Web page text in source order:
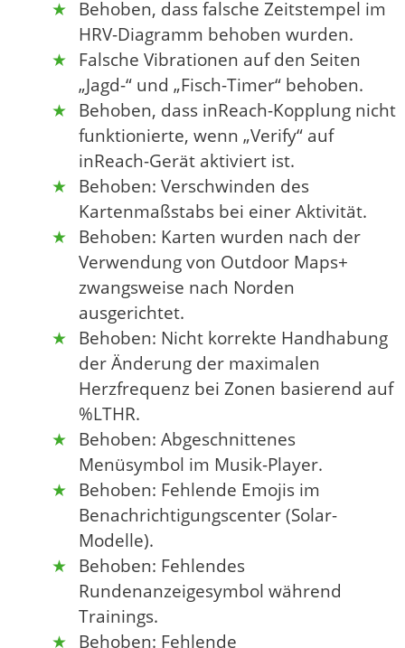
Behoben, dass falsche Zeitstempel im
HRV-Diagramm behoben wurden.
Falsche Vibrationen auf den Seiten
„Jagd-“ und „Fisch-Timer“ behoben.
Behoben, dass inReach-Kopplung nicht
funktionierte, wenn „Verify“ auf
inReach-Gerät aktiviert ist.
Behoben: Verschwinden des
Kartenmaßstabs bei einer Aktivität.
Behoben: Karten wurden nach der
Verwendung von Outdoor Maps+
zwangsweise nach Norden
ausgerichtet.
Behoben: Nicht korrekte Handhabung
der Änderung der maximalen
Herzfrequenz bei Zonen basierend auf
%LTHR.
Behoben: Abgeschnittenes
Menüsymbol im Musik-Player.
Behoben: Fehlende Emojis im
Benachrichtigungscenter (Solar-
Modelle).
Behoben: Fehlendes
Rundenanzeigesymbol während
Trainings.
Behoben: Fehlende